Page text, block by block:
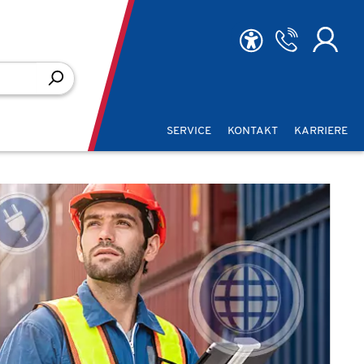
SERVICE KONTAKT KARRIERE